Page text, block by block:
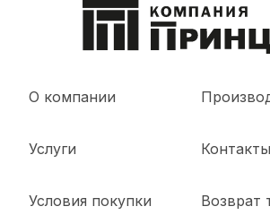
О компании
Услуги
Условия покупки
Контакты
Возврат